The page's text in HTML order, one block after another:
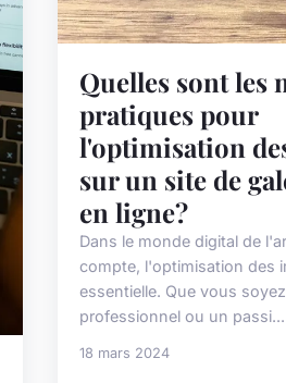
Quelles sont les
pratiques pour
l'optimisation
sur un site de
en ligne?
Dans le monde digital de
compte, l'optimisation des
essentielle. Que vous
professionnel ou un passi...
18 mars 2024